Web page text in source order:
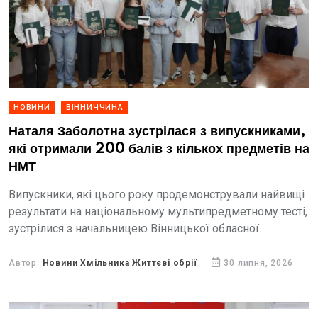
НОВИНИ ВІННИЧЧИНА
Наталя Заболотна зустрілася з випускниками,
які отримали 200 балів з кількох предметів на
НМТ
Випускники, які цього року продемонстрували найвищі
результати на національному мультипредметному тесті,
зустрілися з начальницею Вінницької обласної
Автор: Новини Хмільника Життєві обрії 30 липня, 2026